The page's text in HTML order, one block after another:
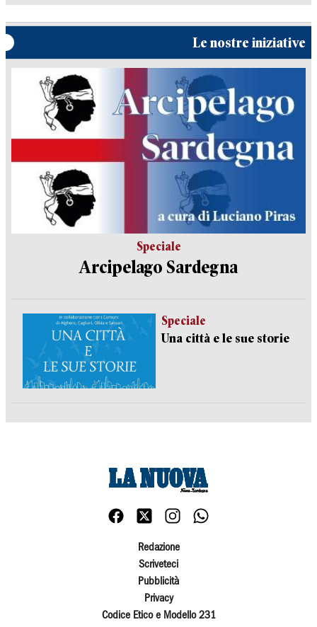
Le nostre iniziative
Speciale
Arcipelago Sardegna
Speciale
Una città e le sue storie
Redazione
Scriveteci
Pubblicità
Privacy
Codice Etico e Modello 231